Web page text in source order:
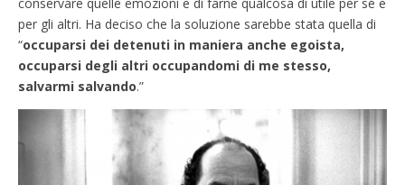
per gli altri. Ha deciso che la soluzione sarebbe stata quella di
“occuparsi dei detenuti in maniera anche egoista,
occuparsi degli altri occupandomi di me stesso,
salvarmi salvando.”